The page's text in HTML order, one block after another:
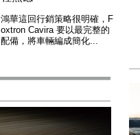
鴻華這回行銷策略很明確，F
oxtron Cavira 要以最完整的
配備，將車輛編成簡化...